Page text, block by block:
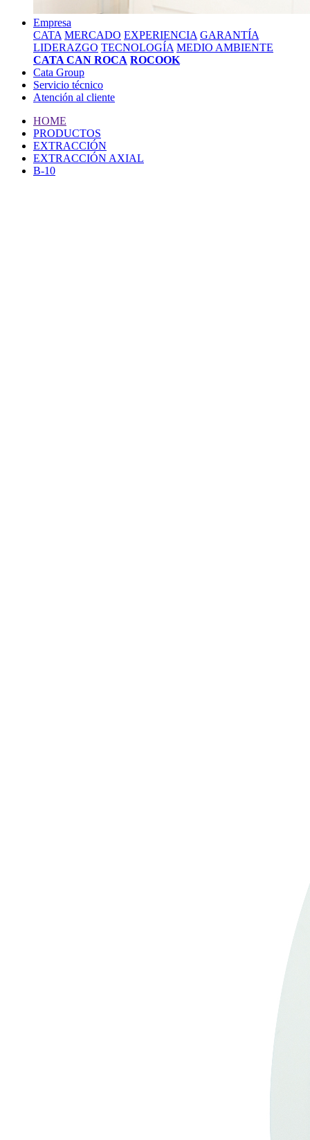
Empresa
CATA MERCADO EXPERIENCIA GARANTÍA
LIDERAZGO TECNOLOGÍA MEDIO AMBIENTE
CATA CAN ROCA ROCOOK
Cata Group
Servicio técnico
Atención al cliente
HOME
PRODUCTOS
EXTRACCIÓN
EXTRACCIÓN AXIAL
B-10